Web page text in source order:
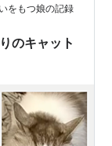
アイリスオ
をもつ娘の記録
のキャット